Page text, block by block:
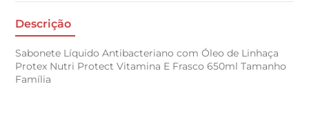
Descrição
Sabonete Líquido Antibacteriano com Óleo de Linhaça
Protex Nutri Protect Vitamina E Frasco 650ml Tamanho
Família